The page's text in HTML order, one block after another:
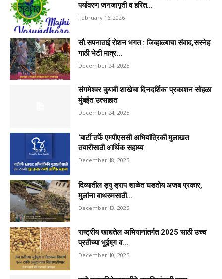
पर्यावरण जनजागृती व हरित...
February 16, 2026
सौ.सपनाताई रोशन भगत : जिव्हाळ्याचा संवाद,सस्नेह
गाठी भेटी मात्र...
December 24, 2025
संगमेश्वर कुणबी शाखेचा दिनदर्शिका प्रकाशन सोहळा
मुंबईत उत्साहात
December 24, 2025
‘बार्टी’तर्फे एमपीएससी अभियांत्रिकी मुलाखत
तयारीसाठी आर्थिक सहाय्य
December 18, 2025
दिव्यातील ड्यु ड्राप शाळेत घडतोय अजब प्रकार,
मुलांना बाथरुमसाठी...
December 13, 2025
राष्ट्रीय खाद्यतेल अभियानांतर्गत 2025 साठी उच्च
प्रतीच्या भुईमूग व...
December 10, 2025